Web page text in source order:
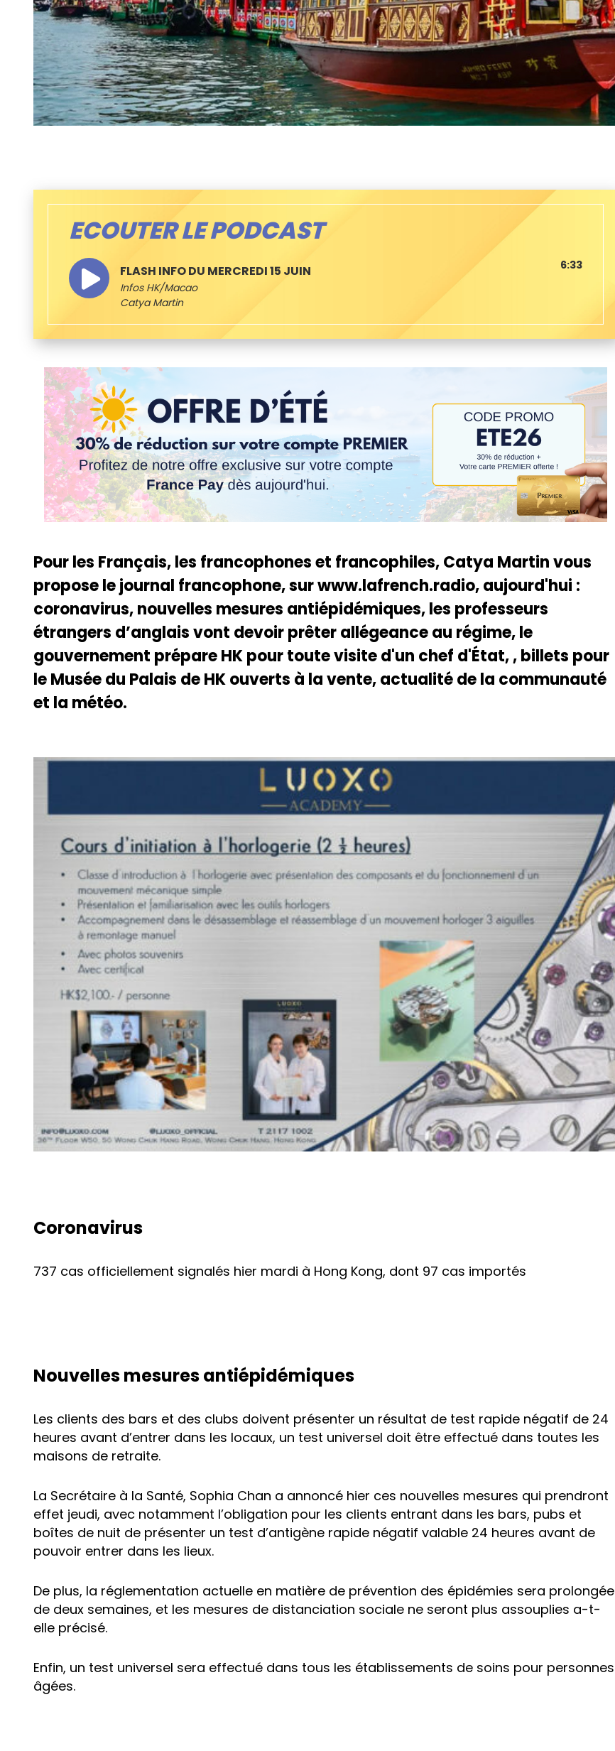
ECOUTER LE PODCAST
FLASH INFO DU MERCREDI 15 JUIN
Infos HK/Macao
Catya Martin
6:33
Pour les Français, les francophones et francophiles, Catya Martin vous
propose le journal francophone, sur www.lafrench.radio, aujourd'hui :
coronavirus, nouvelles mesures antiépidémiques, les professeurs
étrangers d’anglais vont devoir prêter allégeance au régime, le
gouvernement prépare HK pour toute visite d'un chef d'État, , billets pour
le Musée du Palais de HK ouverts à la vente, actualité de la communauté
et la météo.
Coronavirus
737 cas officiellement signalés hier mardi à Hong Kong, dont 97 cas importés
Nouvelles mesures antiépidémiques
Les clients des bars et des clubs doivent présenter un résultat de test rapide négatif de 24
heures avant d’entrer dans les locaux, un test universel doit être effectué dans toutes les
maisons de retraite.
La Secrétaire à la Santé, Sophia Chan a annoncé hier ces nouvelles mesures qui prendront
effet jeudi, avec notamment l’obligation pour les clients entrant dans les bars, pubs et
boîtes de nuit de présenter un test d’antigène rapide négatif valable 24 heures avant de
pouvoir entrer dans les lieux.
De plus, la réglementation actuelle en matière de prévention des épidémies sera prolongée
de deux semaines, et les mesures de distanciation sociale ne seront plus assouplies a-t-
elle précisé.
Enfin, un test universel sera effectué dans tous les établissements de soins pour personnes
âgées.